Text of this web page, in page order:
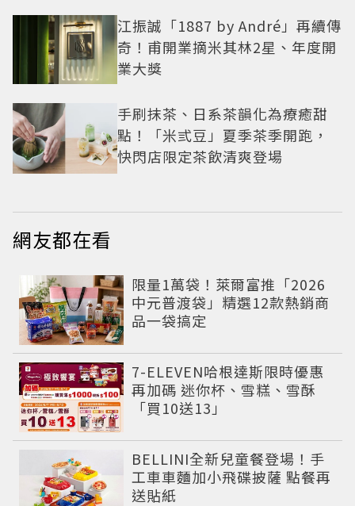
江振誠「1887 by André」再續傳
奇！甫開業摘米其林2星、年度開
業大獎
手刷抹茶、日系茶韻化為療癒甜
點！「米弎豆」夏季茶季開跑，
快閃店限定茶飲清爽登場
網友都在看
限量1萬袋！萊爾富推「2026
中元普渡袋」精選12款熱銷商
品一袋搞定
7-ELEVEN哈根達斯限時優惠
再加碼 迷你杯、雪糕、雪酥
「買10送13」
BELLINI全新兒童餐登場！手
工車車麵加小飛碟披薩 點餐再
送貼紙